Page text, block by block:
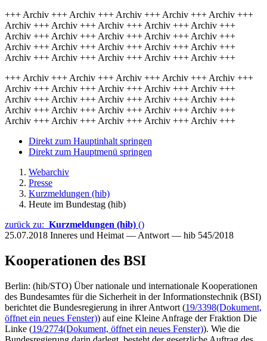
+++ Archiv +++ Archiv +++ Archiv +++ Archiv +++ Archiv +++
Archiv +++ Archiv +++ Archiv +++ Archiv +++ Archiv +++
Archiv +++ Archiv +++ Archiv +++ Archiv +++ Archiv +++
Archiv +++ Archiv +++ Archiv +++ Archiv +++ Archiv +++
Archiv +++ Archiv +++ Archiv +++ Archiv +++ Archiv +++
+++ Archiv +++ Archiv +++ Archiv +++ Archiv +++ Archiv +++
Archiv +++ Archiv +++ Archiv +++ Archiv +++ Archiv +++
Archiv +++ Archiv +++ Archiv +++ Archiv +++ Archiv +++
Archiv +++ Archiv +++ Archiv +++ Archiv +++ Archiv +++
Archiv +++ Archiv +++ Archiv +++ Archiv +++ Archiv +++
Direkt zum Hauptinhalt springen
Direkt zum Hauptmenü springen
Webarchiv
Presse
Kurzmeldungen (hib)
Heute im Bundestag (hib)
zurück zu: Kurzmeldungen (hib) ()
25.07.2018 Inneres und Heimat — Antwort — hib 545/2018
Kooperationen des BSI
Berlin: (hib/STO) Über nationale und internationale Kooperationen
des Bundesamtes für die Sicherheit in der Informationstechnik (BSI)
berichtet die Bundesregierung in ihrer Antwort (19/3398(Dokument,
öffnet ein neues Fenster)) auf eine Kleine Anfrage der Fraktion Die
Linke (19/2774(Dokument, öffnet ein neues Fenster)). Wie die